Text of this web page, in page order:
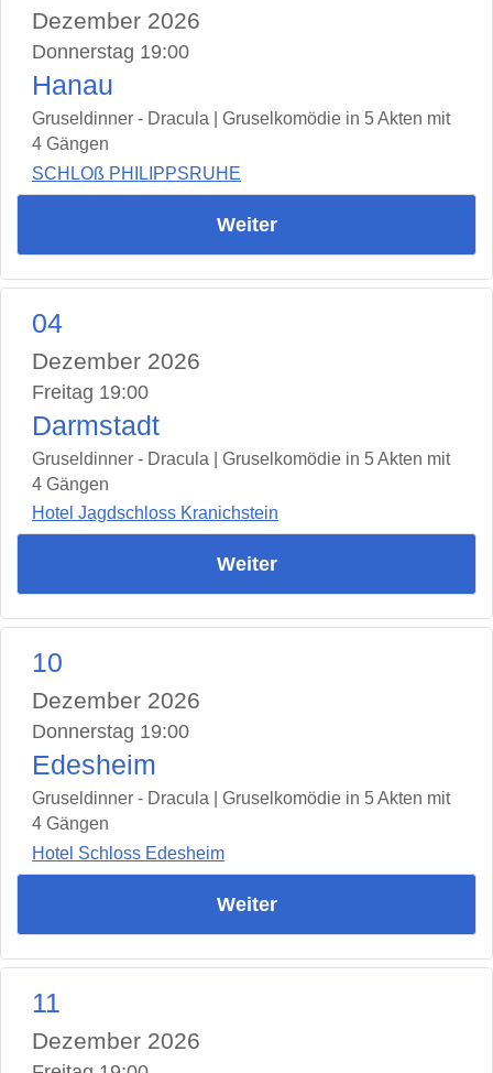
Dezember 2026
Donnerstag 19:00
Hanau
Gruseldinner - Dracula | Gruselkomödie in 5 Akten mit
4 Gängen
SCHLOß PHILIPPSRUHE
Weiter
04
Dezember 2026
Freitag 19:00
Darmstadt
Gruseldinner - Dracula | Gruselkomödie in 5 Akten mit
4 Gängen
Hotel Jagdschloss Kranichstein
Weiter
10
Dezember 2026
Donnerstag 19:00
Edesheim
Gruseldinner - Dracula | Gruselkomödie in 5 Akten mit
4 Gängen
Hotel Schloss Edesheim
Weiter
11
Dezember 2026